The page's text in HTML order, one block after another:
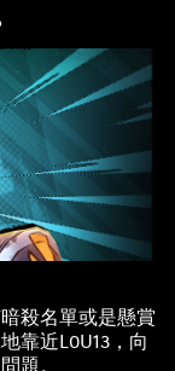
殺名單或是懸賞
靠近L0U13，向
題。